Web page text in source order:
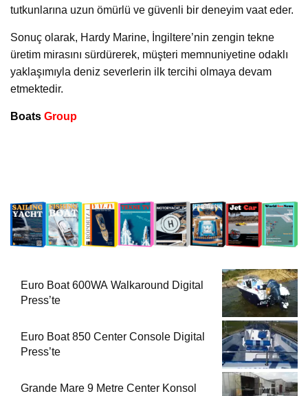
tutkunlarına uzun ömürlü ve güvenli bir deneyim vaat eder.
Sonuç olarak, Hardy Marine, İngiltere’nin zengin tekne
üretim mirasını sürdürerek, müşteri memnuniyetine odaklı
yaklaşımıyla deniz severlerin ilk tercihi olmaya devam
etmektedir.
Boats Group
Euro Boat 600WA Walkaround Digital
Press’te
Euro Boat 850 Center Console Digital
Press’te
Grande Mare 9 Metre Center Konsol